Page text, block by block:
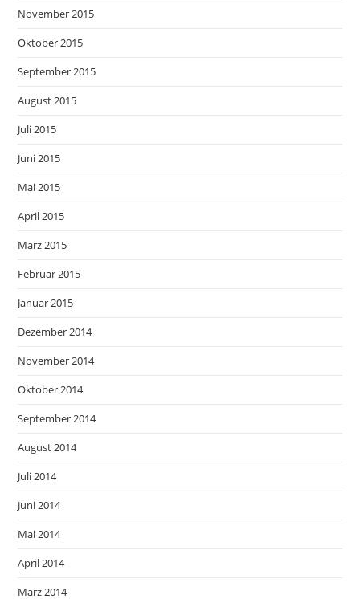
November 2015
Oktober 2015
September 2015
August 2015
Juli 2015
Juni 2015
Mai 2015
April 2015
März 2015
Februar 2015
Januar 2015
Dezember 2014
November 2014
Oktober 2014
September 2014
August 2014
Juli 2014
Juni 2014
Mai 2014
April 2014
März 2014